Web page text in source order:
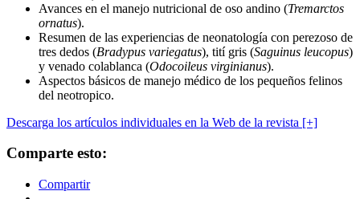
Avances en el manejo nutricional de oso andino (Tremarctos
ornatus).
Resumen de las experiencias de neonatología con perezoso de
tres dedos (Bradypus variegatus), tití gris (Saguinus leucopus)
y venado colablanca (Odocoileus virginianus).
Aspectos básicos de manejo médico de los pequeños felinos
del neotropico.
Descarga los artículos individuales en la Web de la revista [+]
Comparte esto:
Compartir